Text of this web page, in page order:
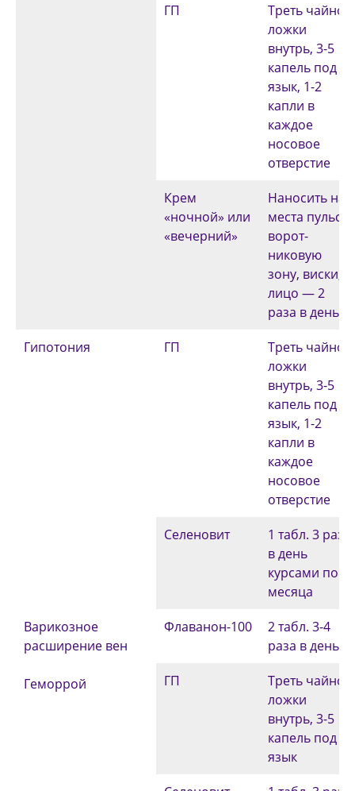
ГП
Треть чайной
ложки
внутрь, 3-5
капель под
язык, 1-2
капли в
каждое
носовое
отверстие
Крем
«ночной» или
«вечерний»
Наносить на
места пульса,
ворот­
никовую
зону, виски,
лицо — 2
раза в день
Гипотония
ГП
Треть чайной
ложки
внутрь, 3-5
капель под
язык, 1-2
капли в
каждое
носовое
отверстие
Селеновит
1 табл. 3 раза
в день
курсами по 3
месяца
Варикозное
расширение вен
Геморрой
Флаванон-100
2 табл. 3-4
раза в день
ГП
Треть чайной
ложки
внутрь, 3-5
капель под
язык